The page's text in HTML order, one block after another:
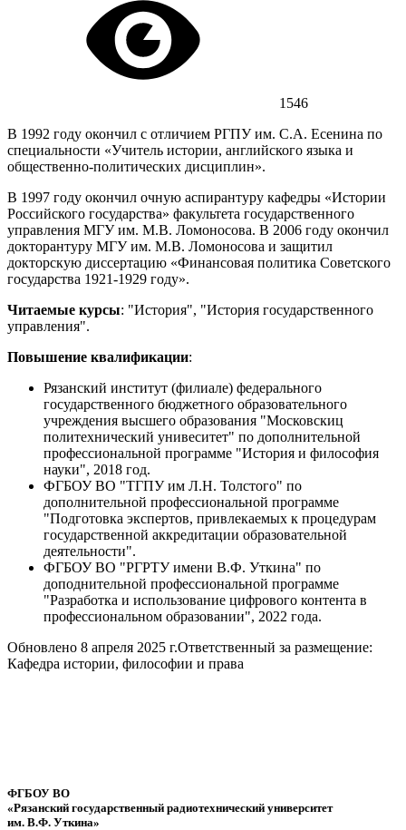
1546
В 1992 году окончил с отличием РГПУ им. С.А. Есенина по
специальности «Учитель истории, английского языка и
общественно-политических дисциплин».
В 1997 году окончил очную аспирантуру кафедры «Истории
Российского государства» факультета государственного
управления МГУ им. М.В. Ломоносова. В 2006 году окончил
докторантуру МГУ им. М.В. Ломоносова и защитил
докторскую диссертацию «Финансовая политика Советского
государства 1921-1929 году».
Читаемые курсы: "История", "История государственного
управления".
Повышение квалификации:
Рязанский институт (филиале) федерального
государственного бюджетного образовательного
учреждения высшего образования "Московскиц
политехнический унивеситет" по дополнительной
профессиональной программе "История и философия
науки", 2018 год.
ФГБОУ ВО "ТГПУ им Л.Н. Толстого" по
дополнительной профессиональной программе
"Подготовка экспертов, привлекаемых к процедурам
государственной аккредитации образовательной
деятельности".
ФГБОУ ВО "РГРТУ имени В.Ф. Уткина" по
доподнительной профессиональной программе
"Разработка и использование цифрового контента в
профессиональном образовании", 2022 года.
Обновлено 8 апреля 2025 г.Ответственный за размещение:
Кафедра истории, философии и права
ФГБОУ ВО
«Рязанский государственный радиотехнический университет
им. В.Ф. Уткина»